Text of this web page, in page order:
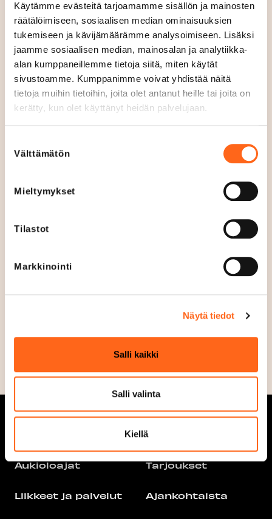
Käytämme evästeitä tarjoamamme sisällön ja mainosten
räätälöimiseen, sosiaalisen median ominaisuuksien
tukemiseen ja kävijämäärämme analysoimiseen. Lisäksi
jaamme sosiaalisen median, mainosalan ja analytiikka-
alan kumppaneillemme tietoja siitä, miten käytät
sivustoamme. Kumppanimme voivat yhdistää näitä
tietoja muihin tietoihin, joita olet antanut heille tai joita on
kerätty, kun olet käyttänyt heidän palvelujaan.
valinta
Välttämätön
Mieltymykset
Tilastot
Markkinointi
Näytä tiedot
Salli kaikki
Salli valinta
Kiellä
Avoinna tänään
A
v
o
i
n
10-18
Aukioloajat
Ma - Pe 09-20
La
10
Su12- 17
Avaa menu
Aukioloajat
Liikkeet ja palvelut
Tarjoukset
Ajankohtaista